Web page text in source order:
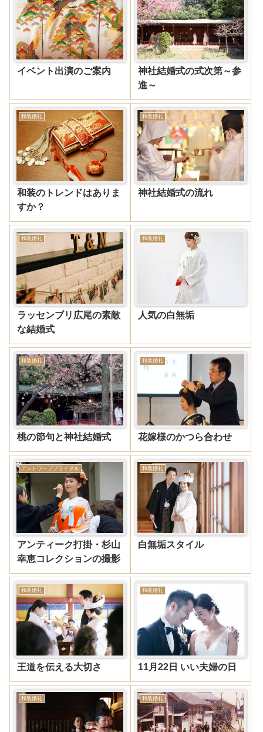
イベント出演のご案内
神社結婚式の式次第～参
進～
和装婚礼
和装のトレンドはありま
すか？
和装婚礼
神社結婚式の流れ
和装婚礼
ラッセンブリ広尾の素敵
な結婚式
和装婚礼
人気の白無垢
和装婚礼
桃の節句と神社結婚式
和装婚礼
花嫁様のかつら合わせ
アントワープブライダル
アンティーク打掛・杉山
幸恵コレクションの撮影
和装婚礼
白無垢スタイル
和装婚礼
王道を伝える大切さ
和装婚礼
11月22日 いい夫婦の日
和装婚礼 和装婚礼